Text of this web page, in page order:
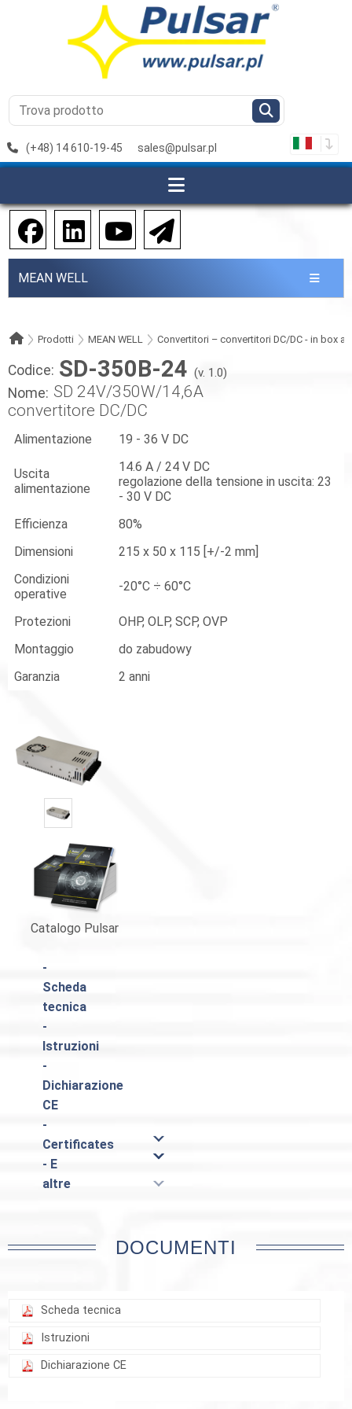
(+48) 14 610-19-45 sales@pulsar.pl
MEAN WELL
Prodotti MEAN WELL Convertitori – convertitori DC/DC - in box a
Codice: SD-350B-24 (v. 1.0)
Nome: SD 24V/350W/14,6A
convertitore DC/DC
Alimentazione 19 - 36 V DC
Uscita
alimentazione
14.6 A / 24 V DC
regolazione della tensione in uscita: 23
- 30 V DC
Efficienza
80%
Dimensioni
215 x 50 x 115 [+/-2 mm]
Condizioni
operative
-20°C ÷ 60°C
Protezioni
OHP, OLP, SCP, OVP
Montaggio
do zabudowy
Garanzia
2 anni
Catalogo Pulsar
-
Scheda
tecnica
-
Istruzioni
-
Dichiarazione
CE
-
Certificates
- E
altre
DOCUMENTI
Scheda tecnica
Istruzioni
Dichiarazione CE